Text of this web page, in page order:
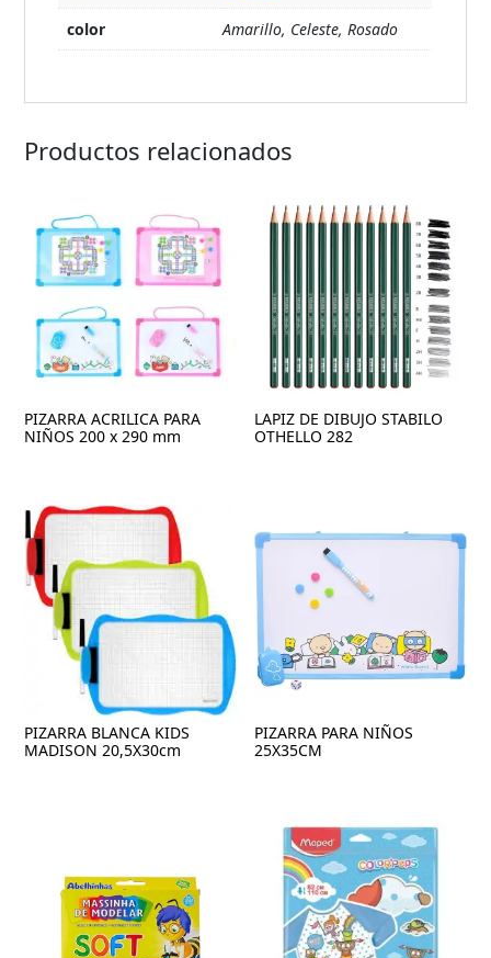
color
Amarillo, Celeste, Rosado
Productos relacionados
PIZARRA ACRILICA PARA
NIÑOS 200 x 290 mm
LAPIZ DE DIBUJO STABILO
OTHELLO 282
PIZARRA BLANCA KIDS
MADISON 20,5X30cm
PIZARRA PARA NIÑOS
25X35CM